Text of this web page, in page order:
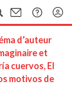
d’auteur
et
cuervos, El
motivos de